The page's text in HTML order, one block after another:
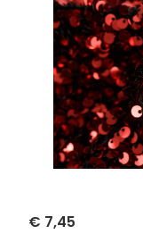
€ 7,45